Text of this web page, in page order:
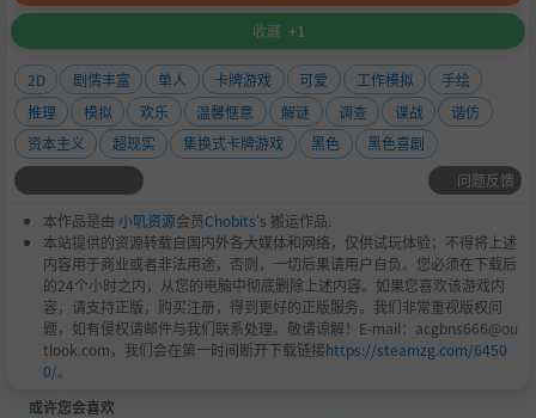
收藏 +1
2D 剧情丰富 单人 卡牌游戏 可爱 工作模拟
手绘
推理
模拟 欢乐 温馨惬意 解谜 调查 谍战
谐仿
资本主义
超现实 集换式卡牌游戏 黑色
黑色喜剧
问题反馈
本作品是由 小叽资源会员Chobits's 搬运作品.
本站提供的资源转载自国内外各大媒体和网络，仅供试玩体验；不得将上述
内容用于商业或者非法用途，否则，一切后果请用户自负。您必须在下载后
的24个小时之内，从您的电脑中彻底删除上述内容。如果您喜欢该游戏内
容，请支持正版，购买注册，得到更好的正版服务。我们非常重视版权问
题，如有侵权请邮件与我们联系处理。敬请谅解！E-mail：acgbns666@ou
tlook.com，我们会在第一时间断开下载链接https://steamzg.com/6450
0/。
或许您会喜欢